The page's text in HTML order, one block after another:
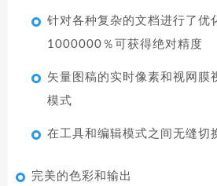
针对各种复杂的文档进行了优
1000000％可获得绝对精度
矢量图稿的实时像素和视网膜
模式
在工具和编辑模式之间无缝切
完美的色彩和输出